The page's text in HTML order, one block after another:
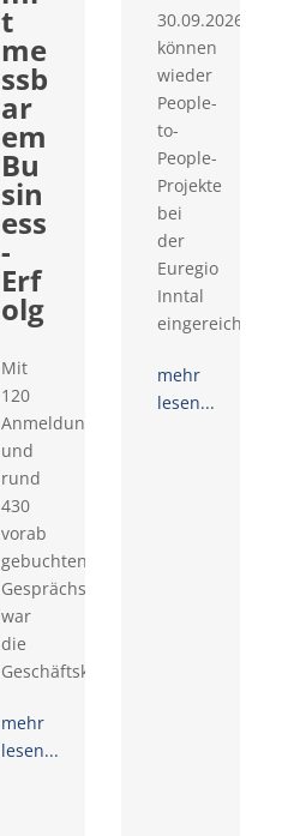
t
me
ssb
ar
em
Bu
sin
ess
-
Erf
olg
Mit
120
Anmeldungen
und
rund
430
vorab
gebuchten
Gesprächswünschen
war
die
Geschäftskontaktemesse...
mehr
lesen...
30.09.2026
können
wieder
People-
to-
People-
Projekte
bei
der
Euregio
Inntal
eingereicht...
mehr
lesen...